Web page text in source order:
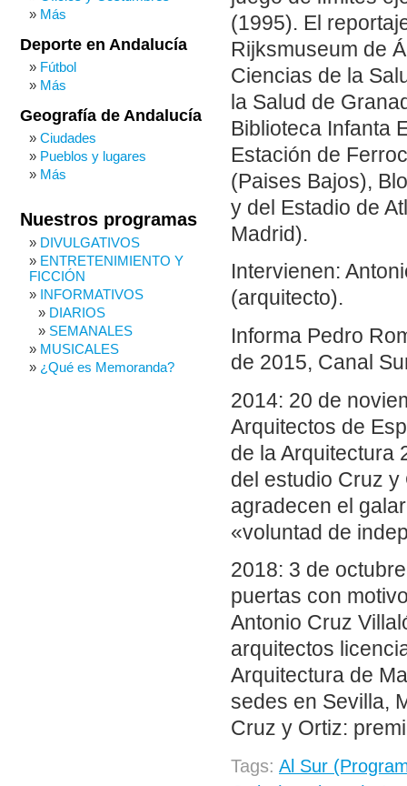
(1995). El
Rijksmuseum de
Ciencias de la
la Salud de
Biblioteca Infanta
Estación de
(Paises Bajos),
y del Estadio de
Madrid).
Intervienen:
(arquitecto).
Informa Pedro
de 2015, Canal
2014: 20 de
Arquitectos de
de la Arquitectura
del estudio Cruz
agradecen el
«voluntad de
2018: 3 de
puertas con
Antonio Cruz
arquitectos
Arquitectura de
sedes en Sevilla,
Cruz y Ortiz:
Tags: Al Sur
Más
Deporte en Andalucía
Fútbol
Más
Geografía de Andalucía
Ciudades
Pueblos y lugares
Más
Nuestros programas
DIVULGATIVOS
ENTRETENIMIENTO Y
FICCIÓN
INFORMATIVOS
DIARIOS
SEMANALES
MUSICALES
¿Qué es Memoranda?